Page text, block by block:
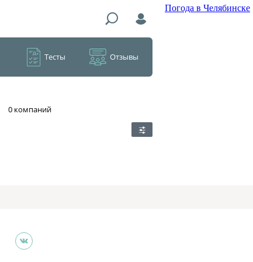
Погода в Челябинске
Тесты Отзывы
​0 компаний